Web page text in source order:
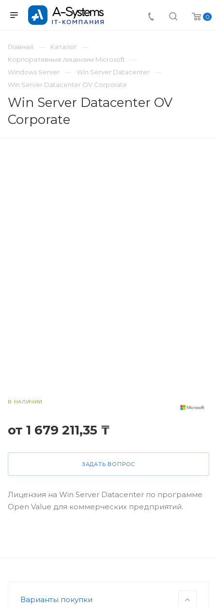
0
Главная
Каталог
Корпоративные лицензии Microsoft
Windows Server
Win Server Datacenter
Win Server Datacenter OV Corporate
Win Server Datacenter OV
Corporate
В НАЛИЧИИ
от 1 679 211,35 ₸
ЗАДАТЬ ВОПРОС
Лицензия на Win Server Datacenter по программе
Open Value для коммерческих предприятий.
Варианты покупки